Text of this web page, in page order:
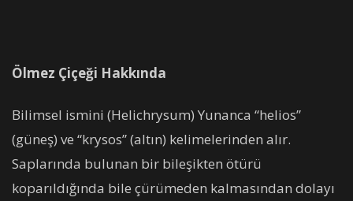
Ölmez Çiçeği Hakkında
Bilimsel ismini (Helichrysum) Yunanca “helios”
(güneş) ve “krysos” (altın) kelimelerinden alır.
Saplarında bulunan bir bileşikten ötürü
koparıldığında bile çürümeden kalmasından dolayı